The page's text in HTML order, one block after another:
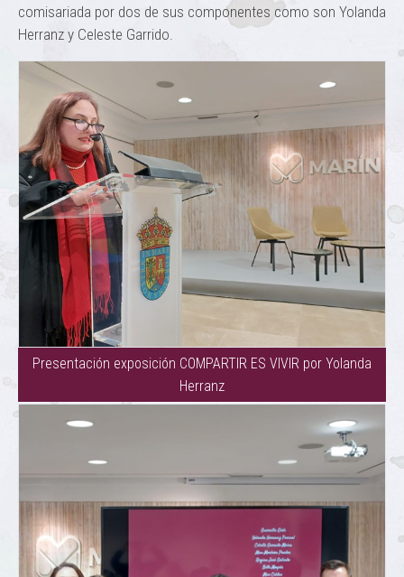
comisariada por dos de sus componentes como son Yolanda
Herranz y Celeste Garrido.
Presentación exposición COMPARTIR ES VIVIR por Yolanda
Herranz